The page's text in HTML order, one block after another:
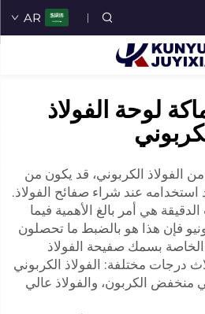
AR
لوحة الفولاذ
الفولاذ الكربوني، قد يكون من
استخدامه عند شراء صفائح الفولاذ.
هي أمر بالغ الأهمية فيما
فإن هذا هو بالضبط ما تحصلون
بسمك صفيحة الفولاذ
درجات مختلفة: الفولاذ الكربوني
منخفض الكربون، والفولاذ عالي